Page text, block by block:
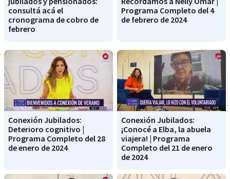
consultá acá el
cronograma de cobro de
febrero
Programa Completo del 4
de febrero de 2024
Conexión Jubilados:
Deterioro cognitivo |
Programa Completo del 28
de enero de 2024
Conexión Jubilados:
¡Conocé a Elba, la abuela
viajera! | Programa
Completo del 21 de enero
de 2024